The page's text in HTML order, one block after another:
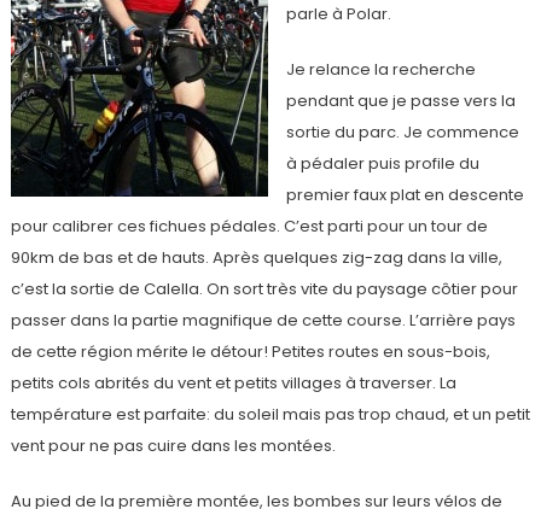
parle à Polar.
Je relance la recherche
pendant que je passe vers la
sortie du parc. Je commence
à pédaler puis profile du
premier faux plat en descente
pour calibrer ces fichues pédales. C’est parti pour un tour de
90km de bas et de hauts. Après quelques zig-zag dans la ville,
c’est la sortie de Calella. On sort très vite du paysage côtier pour
passer dans la partie magnifique de cette course. L’arrière pays
de cette région mérite le détour! Petites routes en sous-bois,
petits cols abrités du vent et petits villages à traverser. La
température est parfaite: du soleil mais pas trop chaud, et un petit
vent pour ne pas cuire dans les montées.
Au pied de la première montée, les bombes sur leurs vélos de